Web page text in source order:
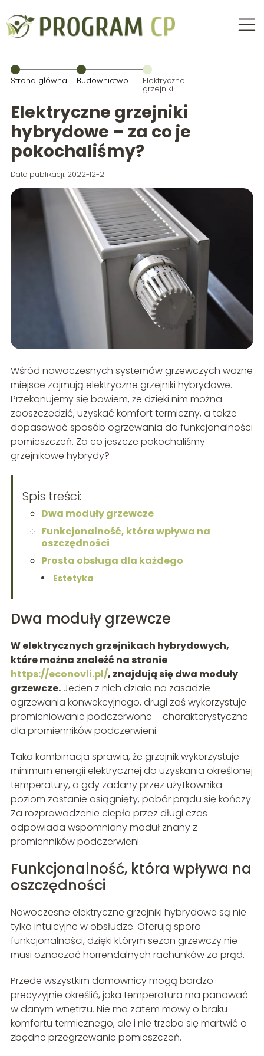
Strona główna Budownictwo Elektryczne
grzejniki
hybrydowe –
za co je
pokochaliśmy?
Elektryczne grzejniki
hybrydowe – za co je
pokochaliśmy?
Data publikacji: 2022-12-21
Wśród nowoczesnych systemów grzewczych ważne
miejsce zajmują elektryczne grzejniki hybrydowe.
Przekonujemy się bowiem, że dzięki nim można
zaoszczędzić, uzyskać komfort termiczny, a także
dopasować sposób ogrzewania do funkcjonalności
pomieszczeń. Za co jeszcze pokochaliśmy
grzejnikowe hybrydy?
Spis treści:
Dwa moduły grzewcze
Funkcjonalność, która wpływa na
oszczędności
Prosta obsługa dla każdego
Estetyka
Dwa moduły grzewcze
W elektrycznych grzejnikach hybrydowych,
które można znaleźć na stronie
https://econovli.pl/, znajdują się dwa moduły
grzewcze.Jeden z nich działa na zasadzie
ogrzewania konwekcyjnego, drugi zaś wykorzystuje
promieniowanie podczerwone – charakterystyczne
dla promienników podczerwieni.
Taka kombinacja sprawia, że grzejnik wykorzystuje
minimum energii elektrycznej do uzyskania określonej
temperatury, a gdy zadany przez użytkownika
poziom zostanie osiągnięty, pobór prądu się kończy.
Za rozprowadzenie ciepła przez długi czas
odpowiada wspomniany moduł znany z
promienników podczerwieni.
Funkcjonalność, która wpływa na
oszczędności
Nowoczesne elektryczne grzejniki hybrydowe są nie
tylko intuicyjne w obsłudze. Oferują sporo
funkcjonalności, dzięki którym sezon grzewczy nie
musi oznaczać horrendalnych rachunków za prąd.
Przede wszystkim domownicy mogą bardzo
precyzyjnie określić, jaka temperatura ma panować
w danym wnętrzu. Nie ma zatem mowy o braku
komfortu termicznego, ale i nie trzeba się martwić o
zbędne przegrzewanie pomieszczeń.